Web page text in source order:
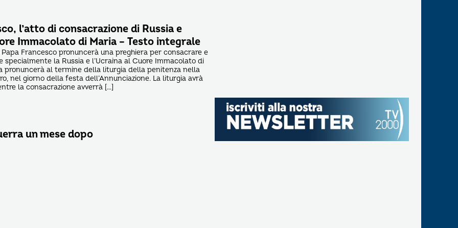
l’atto di consacrazione di Russia e
Immacolato di Maria – Testo integrale
Francesco pronuncerà una preghiera per consacrare e
specialmente la Russia e l’Ucraina al Cuore Immacolato di
pronuncerà al termine della liturgia della penitenza nella
nel giorno della festa dell’Annunciazione. La liturgia avrà
la consacrazione avverrà […]
un mese dopo